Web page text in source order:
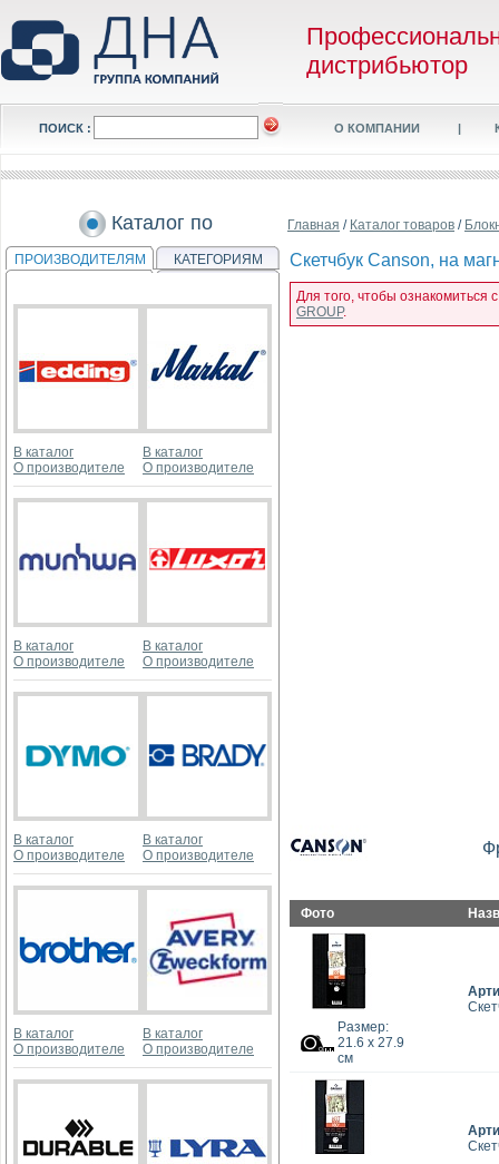
дистрибьютор
ПОИСК : О КОМПАНИИ |
Каталог по
ПРОИЗВОДИТЕЛЯМ КАТЕГОРИЯМ
В каталог
О производителе
В каталог
О производителе
В каталог
О производителе
В каталог
О производителе
В каталог
О производителе
В каталог
О производителе
В каталог
О производителе
В каталог
О производителе
Главная / Каталог товаров /
Скетчбук Canson, на
Для того, чтобы ознакомиться
GROUP.
Фото
Размер:
21.6 x 27.9
см